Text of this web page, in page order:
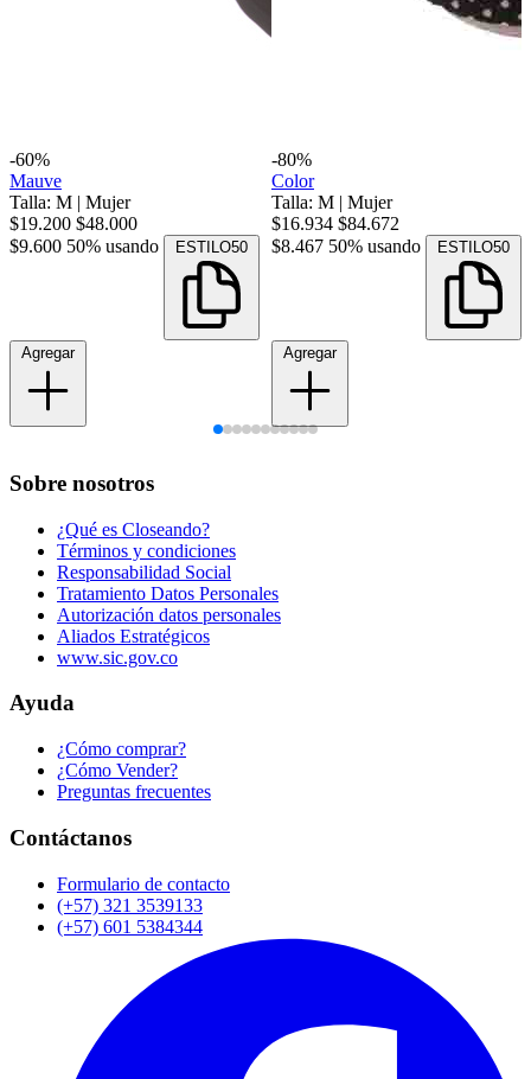
-60%
Mauve
Talla: M | Mujer
$19.200 $48.000
$9.600 50% usando ESTILO50
Agregar
-80%
Color
Talla: M | Mujer
$16.934 $84.672
$8.467 50% usando ESTILO50
Agregar
Sobre nosotros
¿Qué es Closeando?
Términos y condiciones
Responsabilidad Social
Tratamiento Datos Personales
Autorización datos personales
Aliados Estratégicos
www.sic.gov.co
Ayuda
¿Cómo comprar?
¿Cómo Vender?
Preguntas frecuentes
Contáctanos
Formulario de contacto
(+57) 321 3539133
(+57) 601 5384344